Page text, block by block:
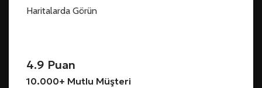
Haritalarda Görün
4.9 Puan
10.000+ Mutlu Müşteri